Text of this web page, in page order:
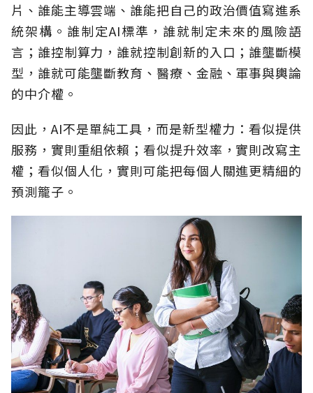
片、誰能主導雲端、誰能把自己的政治價值寫進系
統架構。誰制定AI標準，誰就制定未來的風險語
言；誰控制算力，誰就控制創新的入口；誰壟斷模
型，誰就可能壟斷教育、醫療、金融、軍事與輿論
的中介權。
因此，AI不是單純工具，而是新型權力：看似提供
服務，實則重組依賴；看似提升效率，實則改寫主
權；看似個人化，實則可能把每個人關進更精細的
預測籠子。